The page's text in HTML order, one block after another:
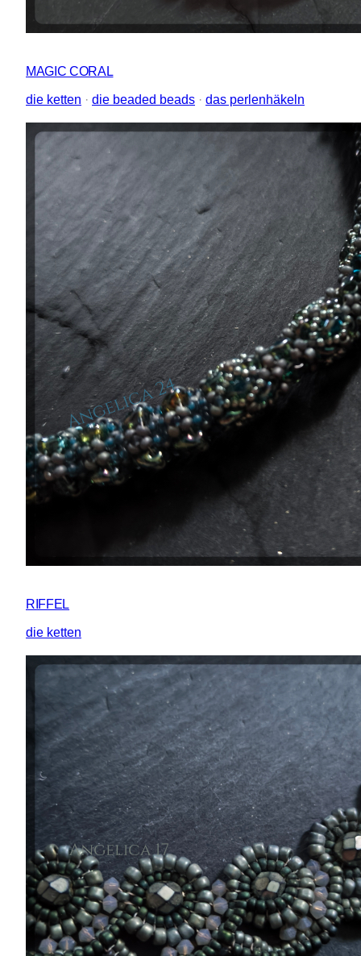
MAGIC CORAL
die ketten · die beaded beads · das perlenhäkeln
RIFFEL
die ketten